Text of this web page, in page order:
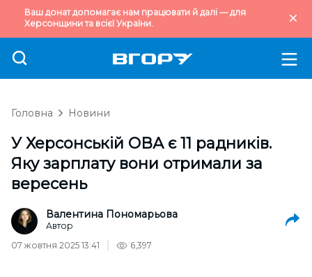
Ваш донат допомагає нам працювати й далі — для
Херсонщини та всієї України.
Головна Новини
У Херсонській ОВА є 11 радників.
Яку зарплату вони отримали за
вересень
Валентина Пономарьова
Автор
07 жовтня 2025 13:41
6,397